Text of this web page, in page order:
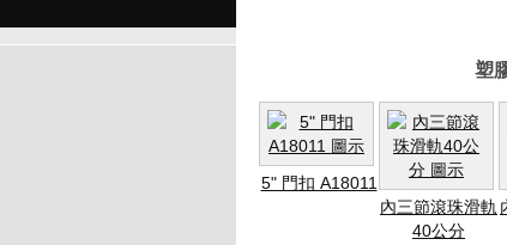
塑
5" 門扣 A18011
內三節滾珠滑軌
40公分